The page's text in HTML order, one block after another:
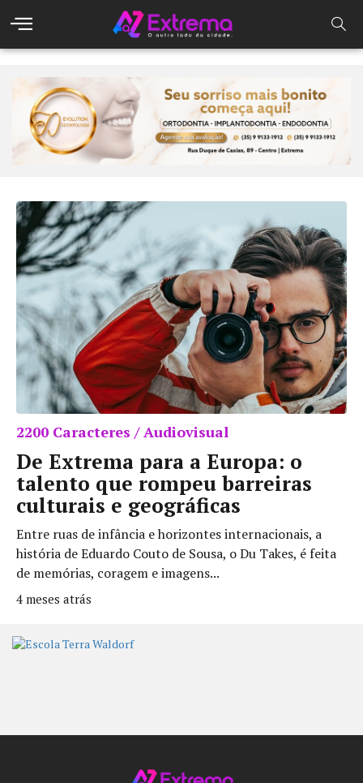
2200 Caracteres / Audiovisual
De Extrema para a Europa: o
talento que rompeu barreiras
culturais e geográficas
Entre ruas de infância e horizontes internacionais, a
história de Eduardo Couto de Sousa, o Du Takes, é feita
de memórias, coragem e imagens...
4 meses atrás